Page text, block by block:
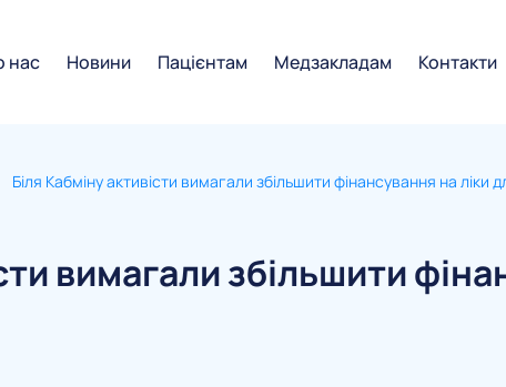
нас Новини Пацієнтам Медзакладам Контакти
Біля Кабміну активісти вимагали збільшити фінансування на ліки
вимагали збільшити